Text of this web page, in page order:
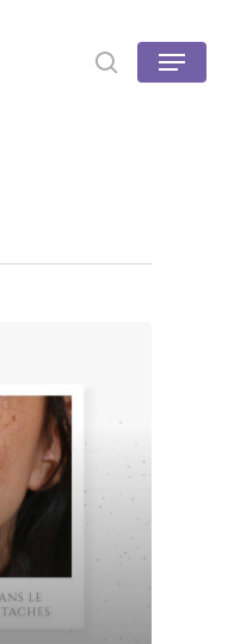
searchMenu